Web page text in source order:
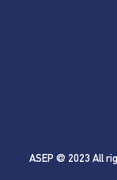
ASEP @ 2023 All